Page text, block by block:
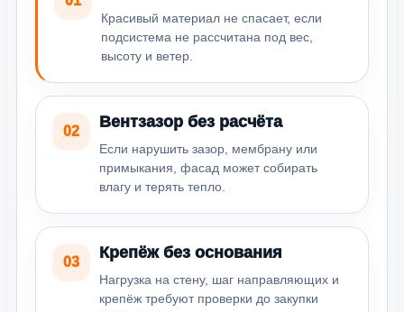
Красивый материал не спасает, если
подсистема не рассчитана под вес,
высоту и ветер.
02
Вентзазор без расчёта
Если нарушить зазор, мембрану или
примыкания, фасад может собирать
влагу и терять тепло.
03
Крепёж без основания
Нагрузка на стену, шаг направляющих и
крепёж требуют проверки до закупки